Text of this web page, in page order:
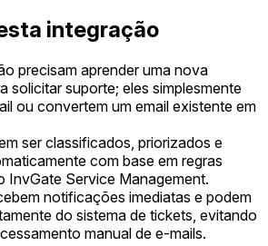
integração
precisam aprender uma nova
solicitar suporte; eles simplesmente
ou convertem um email existente em
ser classificados, priorizados e
com base em regras
InvGate Service Management.
notificações imediatas e podem
do sistema de tickets, evitando
manual de e-mails.